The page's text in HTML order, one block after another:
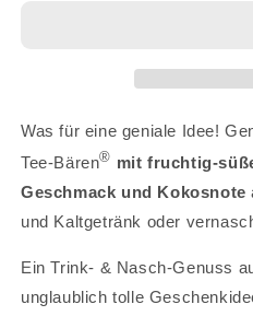
mit
Kokosnote
80g
mit
80g
Was für eine geniale Idee!
Tee-Bären® mit fruchtig-
Geschmack und Kokosnote
und Kaltgetränk oder
Ein Trink- & Nasch-Genuss
unglaublich tolle